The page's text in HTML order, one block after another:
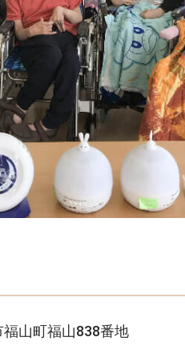
山町福山838番地